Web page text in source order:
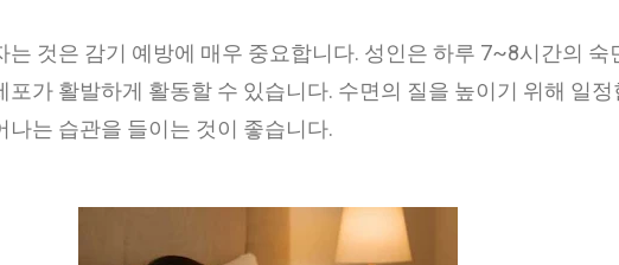
는 것은 감기 예방에 매우 중요합니다. 성인은 하루 7~8시간의 숙
포가 활발하게 활동할 수 있습니다. 수면의 질을 높이기 위해 일정
나는 습관을 들이는 것이 좋습니다.